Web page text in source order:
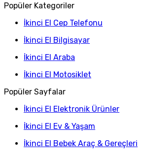
Popüler Kategoriler
İkinci El Cep Telefonu
İkinci El Bilgisayar
İkinci El Araba
İkinci El Motosiklet
Popüler Sayfalar
İkinci El Elektronik Ürünler
İkinci El Ev & Yaşam
İkinci El Bebek Araç & Gereçleri